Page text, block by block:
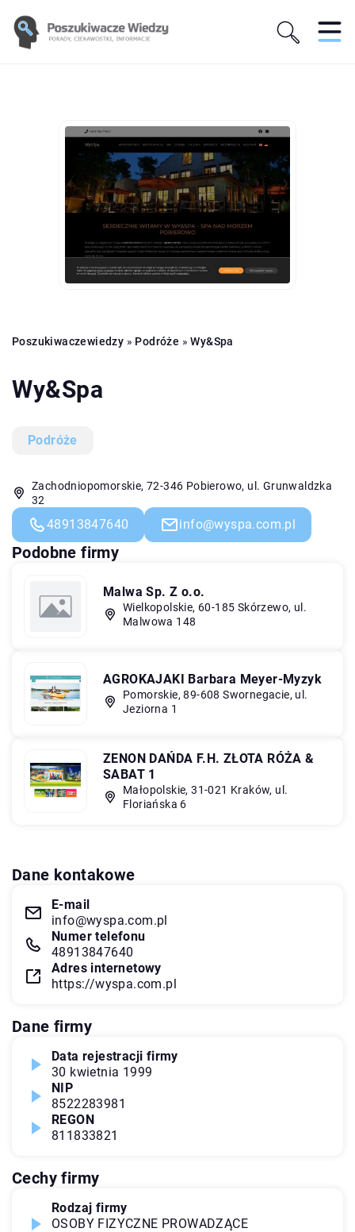
Poszukiwaczewiedzy » Podróże »Wy&Spa
Wy&Spa
Podróże
Zachodniopomorskie, 72-346 Pobierowo, ul. Grunwaldzka
32
48913847640 info@wyspa.com.pl
Podobne firmy
Malwa Sp. Z o.o.
Wielkopolskie, 60-185 Skórzewo, ul.
Malwowa 148
AGROKAJAKI Barbara Meyer-Myzyk
Pomorskie, 89-608 Swornegacie, ul.
Jeziorna 1
ZENON DAŃDA F.H. ZŁOTA RÓŻA &
SABAT 1
Małopolskie, 31-021 Kraków, ul.
Floriańska 6
Dane kontakowe
E-mail
info@wyspa.com.pl
Numer telefonu
48913847640
Adres internetowy
https://wyspa.com.pl
Dane firmy
Data rejestracji firmy
30 kwietnia 1999
NIP
8522283981
REGON
811833821
Cechy firmy
Rodzaj firmy
OSOBY FIZYCZNE PROWADZĄCE